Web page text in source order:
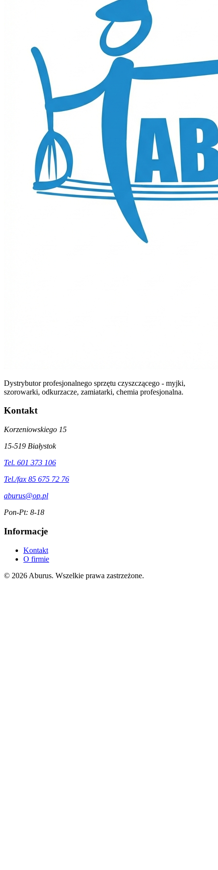
Dystrybutor profesjonalnego sprzętu czyszczącego - myjki,
szorowarki, odkurzacze, zamiatarki, chemia profesjonalna.
Kontakt
Korzeniowskiego 15
15-519 Białystok
Tel. 601 373 106
Tel./fax 85 675 72 76
aburus@op.pl
Pon-Pt: 8-18
Informacje
Kontakt
O firmie
© 2026 Aburus. Wszelkie prawa zastrzeżone.